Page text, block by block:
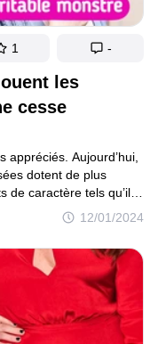
les
cesse
12/01/2024
appréciés. Aujourd’hui,
dotent de plus
de caractère tels qu’il
les
des acteurs eux-
personnages
1 -